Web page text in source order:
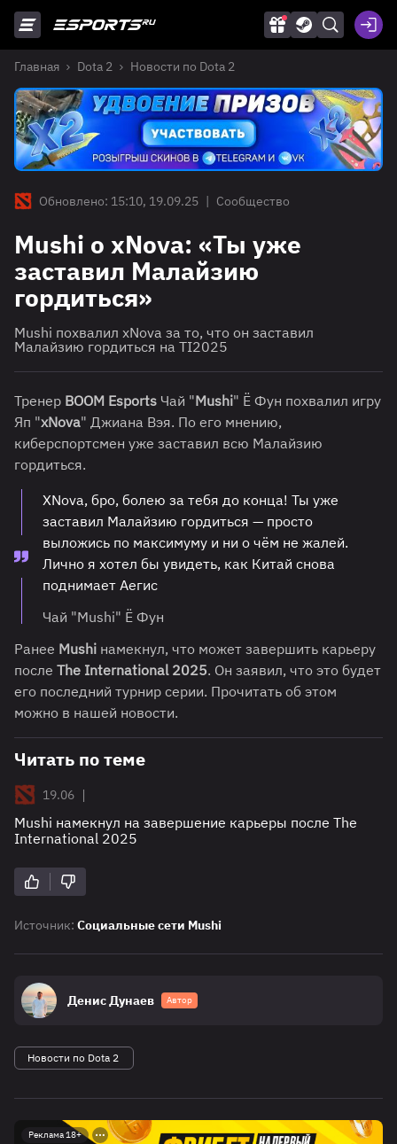
Главная Dota 2 Новости по Dota 2
Обновлено: 15:10, 19.09.25 | Сообщество
Mushi о xNova: «Ты уже
заставил Малайзию
гордиться»
Mushi похвалил xNova за то, что он заставил
Малайзию гордиться на TI2025
Тренер BOOM Esports Чай "Mushi" Ё Фун похвалил игру
Яп "xNova" Джиана Вэя. По его мнению,
киберспортсмен уже заставил всю Малайзию
гордиться.
XNova, бро, болею за тебя до конца! Ты уже
заставил Малайзию гордиться — просто
выложись по максимуму и ни о чём не жалей.
Лично я хотел бы увидеть, как Китай снова
поднимает Аегис
Чай "Mushi" Ё Фун
Ранее Mushi намекнул, что может завершить карьеру
после The International 2025. Он заявил, что это будет
его последний турнир серии. Прочитать об этом
можно в нашей новости.
Читать по теме
19.06 |
Mushi намекнул на завершение карьеры после The
International 2025
Источник: Социальные сети Mushi
Денис Дунаев Автор
Новости по Dota 2
Реклама 18+